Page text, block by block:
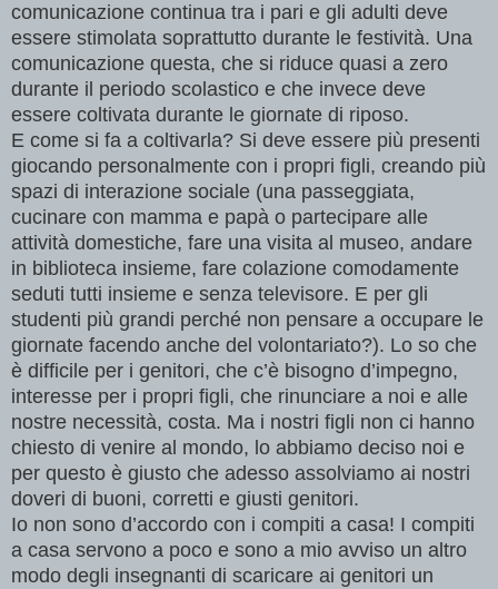
comunicazione continua tra i pari e gli adulti deve
essere stimolata soprattutto durante le festività. Una
comunicazione questa, che si riduce quasi a zero
durante il periodo scolastico e che invece deve
essere coltivata durante le giornate di riposo.
E come si fa a coltivarla? Si deve essere più presenti
giocando personalmente con i propri figli, creando più
spazi di interazione sociale (una passeggiata,
cucinare con mamma e papà o partecipare alle
attività domestiche, fare una visita al museo, andare
in biblioteca insieme, fare colazione comodamente
seduti tutti insieme e senza televisore. E per gli
studenti più grandi perché non pensare a occupare le
giornate facendo anche del volontariato?). Lo so che
è difficile per i genitori, che c’è bisogno d’impegno,
interesse per i propri figli, che rinunciare a noi e alle
nostre necessità, costa. Ma i nostri figli non ci hanno
chiesto di venire al mondo, lo abbiamo deciso noi e
per questo è giusto che adesso assolviamo ai nostri
doveri di buoni, corretti e giusti genitori.
Io non sono d’accordo con i compiti a casa! I compiti
a casa servono a poco e sono a mio avviso un altro
modo degli insegnanti di scaricare ai genitori un